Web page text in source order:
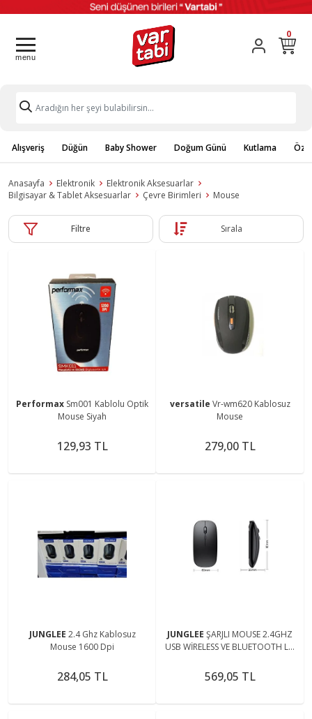
0
Alışveriş Düğün Baby Shower Doğum Günü Kutlama
Anasayfa Elektronik
Elektronik Aksesuarlar
Bilgisayar & Tablet Aksesuarlar
Çevre Birimleri Mouse
Filtre Sırala
Performax Sm001 Kablolu Optik
Mouse Siyah
129,93 TL
versatile Vr-wm620 Kablosuz
Mouse
279,00 TL
JUNGLEE 2.4 Ghz Kablosuz
Mouse 1600 Dpi
284,05 TL
JUNGLEE ŞARJLI MOUSE 2.4GHZ
USB WİRELESS VE BLUETOOTH LU
TELEFON UYUMLU
569,05 TL